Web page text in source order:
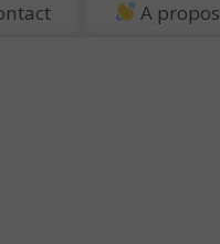
A propos